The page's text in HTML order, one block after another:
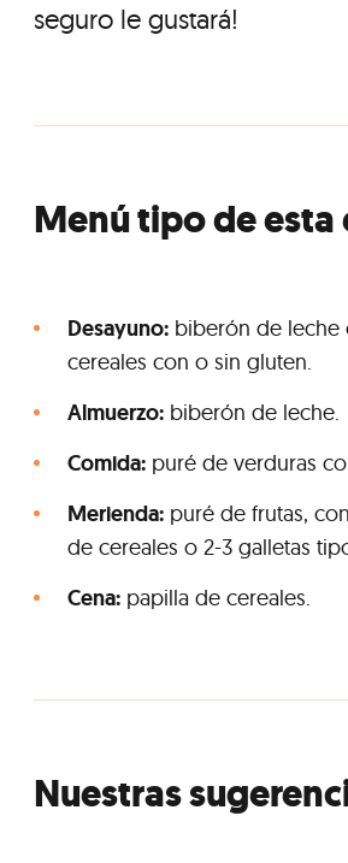
seguro le gustará!
Menú tipo de esta
Desayuno: biberón de leche
cereales con o sin gluten.
Almuerzo: biberón de leche.
Comida: puré de verduras
Merienda: puré de frutas,
de cereales o 2-3 galletas
Cena: papilla de cereales.
Nuestras